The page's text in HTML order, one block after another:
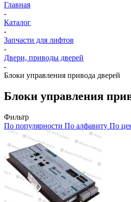
Главная
-
Каталог
-
Запчасти для лифтов
-
Двери, приводы дверей
-
Блоки управления привода дверей
Блоки управления
Фильтр
По популярности По алфавиту По